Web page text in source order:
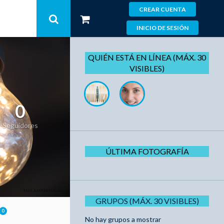
CREAR CUENTA
INICIO DE SESIÓN
0
Seguidores
0
QUIÉN ESTÁ EN LÍNEA (MÁX. 30
VISIBLES)
ÚLTIMA FOTOGRAFÍA
GRUPOS (MÁX. 30 VISIBLES)
No hay grupos a mostrar